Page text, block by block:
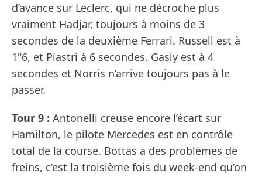
d’avance sur Leclerc, qui ne décroche plus
vraiment Hadjar, toujours à moins de 3
secondes de la deuxième Ferrari. Russell est à
1"6, et Piastri à 6 secondes. Gasly est à 4
secondes et Norris n’arrive toujours pas à le
passer.
Tour 9 : Antonelli creuse encore l’écart sur
Hamilton, le pilote Mercedes est en contrôle
total de la course. Bottas a des problèmes de
freins, c’est la troisième fois du week-end qu’on